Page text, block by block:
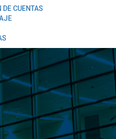
DE CUENTAS